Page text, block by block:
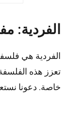
الفردية:
الفردية هي
تعزز هذه
خاصة. دعونا